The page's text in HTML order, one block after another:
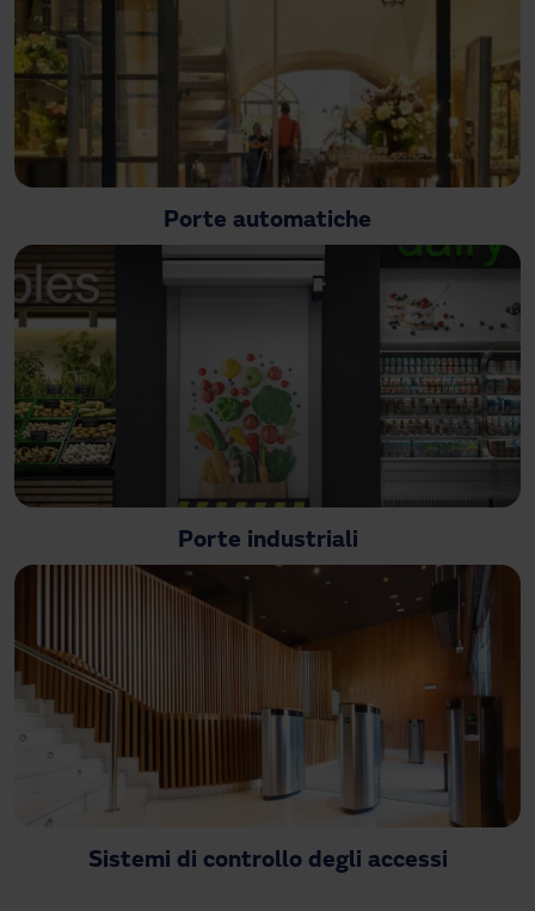
Porte automatiche
Porte industriali
Sistemi di controllo degli accessi